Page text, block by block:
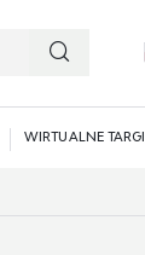
WIRTUALNE TARGI